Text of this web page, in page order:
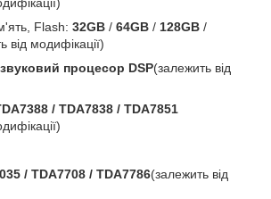
Flash: 32GB / 64GB / 128GB /
від модифікації)
процесор DSP(залежить від
/ TDA7838 / TDA7851
/ TDA7708 / TDA7786(залежить від